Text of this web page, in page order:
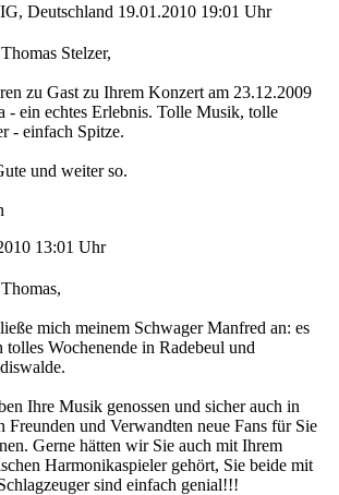
Deutschland 19.01.2010 19:01 Uhr
Stelzer,
zu Gast zu Ihrem Konzert am 23.12.2009
- ein echtes Erlebnis. Tolle Musik, tolle
- einfach Spitze.
und weiter so.
13:01 Uhr
mich meinem Schwager Manfred an: es
tolles Wochenende in Radebeul und
Ihre Musik genossen und sicher auch in
Freunden und Verwandten neue Fans für Sie
Gerne hätten wir Sie auch mit Ihrem
Harmonikaspieler gehört, Sie beide mit
sind einfach genial!!!